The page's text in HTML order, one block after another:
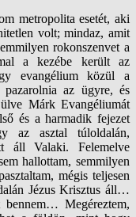
metropolita esetét, aki
volt; mindaz, amit
rokonszenvet a
a kezébe került az
evangélium közül a
az ügyre, és
Márk Evangéliumát
és a harmadik fejezet
az asztal túloldalán,
áll Valaki. Felemelve
hallottam, semmilyen
mégis teljesen
Jézus Krisztus áll…
Megéreztem,